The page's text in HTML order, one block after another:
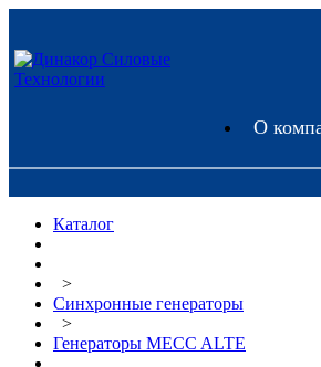
О
Каталог
>
Синхронные генераторы
>
Генераторы MECC ALTE